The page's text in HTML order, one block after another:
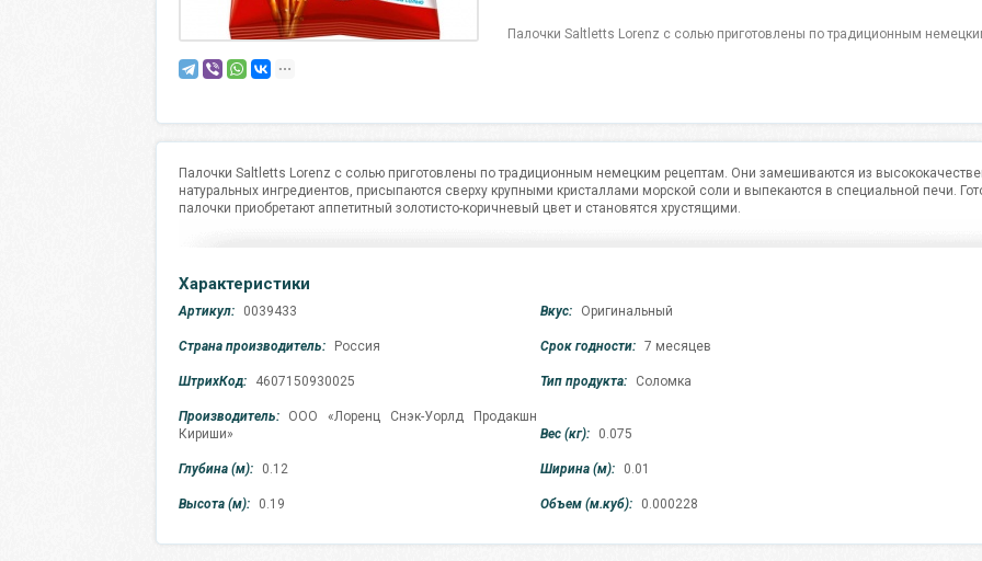
Палочки Saltletts Lorenz с солью приготовлены по традиционным
Палочки Saltletts Lorenz с солью приготовлены по традиционным немецким рецептам. Они замешиваются из
натуральных ингредиентов, присыпаются сверху крупными кристаллами морской соли и выпекаются в специальной печи.
палочки приобретают аппетитный золотисто-коричневый цвет и становятся хрустящими.
Характеристики
Артикул: 0039433 Вкус: Оригинальный
Страна производитель: Россия Срок годности: 7 месяцев
ШтрихКод: 4607150930025 Тип продукта: Соломка
Производитель:
ООО «Лоренц Снэк-Уорлд Продакшн
Кириши»
Вес (кг): 0.075
Глубина (м): 0.12 Ширина (м): 0.01
Высота (м): 0.19 Объем (м.куб): 0.000228